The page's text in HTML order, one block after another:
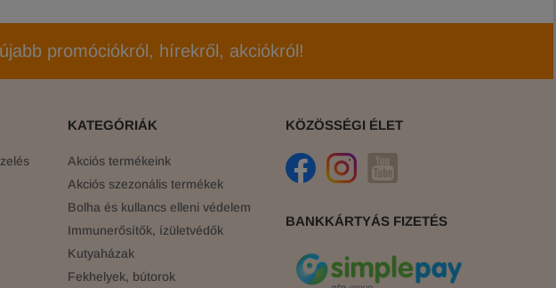
promóciókról, hírekről, akciókról!
KATEGÓRIÁK
Akciós termékeink
Akciós szezonális termékek
Bolha és kullancs elleni védelem
Immunerősítők, ízületvédők
Kutyaházak
Fekhelyek, bútorok
KÖZÖSSÉGI ÉLET
BANKKÁRTYÁS FIZETÉS